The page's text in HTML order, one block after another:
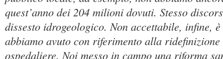
quest’anno dei 204 milioni dovuti. Stesso
dissesto idrogeologico. Non accettabile, infine, è
abbiamo avuto con riferimento alla
ospedaliere. Noi messo in campo una riforma